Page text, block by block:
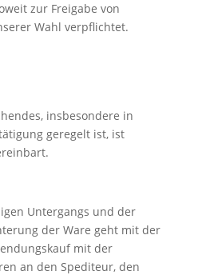
zur Freigabe von
Wahl verpflichtet.
insbesondere in
geregelt ist, ist
Untergangs und der
der Ware geht mit der
mit der
an den Spediteur, den